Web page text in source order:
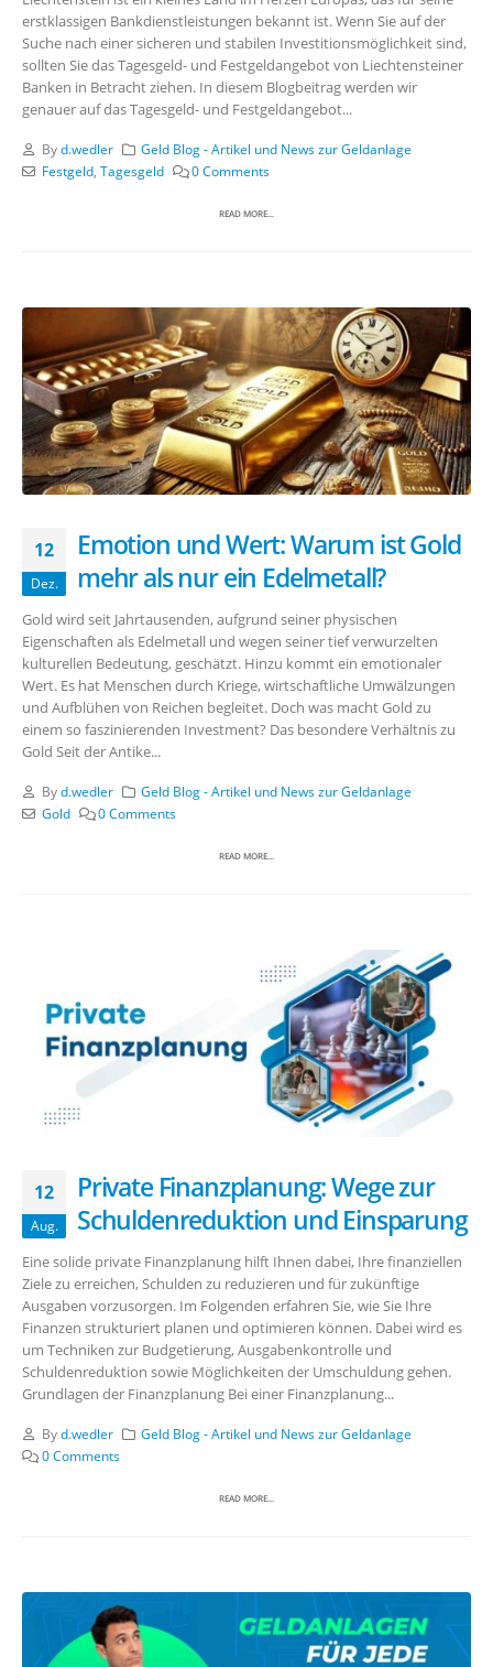
erstklassigen Bankdienstleistungen bekannt ist. Wenn Sie auf der
Suche nach einer sicheren und stabilen Investitionsmöglichkeit sind,
sollten Sie das Tagesgeld- und Festgeldangebot von Liechtensteiner
Banken in Betracht ziehen. In diesem Blogbeitrag werden wir
genauer auf das Tagesgeld- und Festgeldangebot...
Byd.wedler
Geld Blog - Artikel und News zur Geldanlage
Festgeld, Tagesgeld 0 Comments
READ MORE...
12
Dez.
Emotion und Wert: Warum ist Gold
mehr als nur ein Edelmetall?
Gold wird seit Jahrtausenden, aufgrund seiner physischen
Eigenschaften als Edelmetall und wegen seiner tief verwurzelten
kulturellen Bedeutung, geschätzt. Hinzu kommt ein emotionaler
Wert. Es hat Menschen durch Kriege, wirtschaftliche Umwälzungen
und Aufblühen von Reichen begleitet. Doch was macht Gold zu
einem so faszinierenden Investment? Das besondere Verhältnis zu
Gold Seit der Antike...
Byd.wedler
Geld Blog - Artikel und News zur Geldanlage
Gold
0 Comments
READ MORE...
12
Aug.
Private Finanzplanung: Wege zur
Schuldenreduktion und Einsparung
Eine solide private Finanzplanung hilft Ihnen dabei, Ihre finanziellen
Ziele zu erreichen, Schulden zu reduzieren und für zukünftige
Ausgaben vorzusorgen. Im Folgenden erfahren Sie, wie Sie Ihre
Finanzen strukturiert planen und optimieren können. Dabei wird es
um Techniken zur Budgetierung, Ausgabenkontrolle und
Schuldenreduktion sowie Möglichkeiten der Umschuldung gehen.
Grundlagen der Finanzplanung Bei einer Finanzplanung...
Byd.wedler
Geld Blog - Artikel und News zur Geldanlage
0 Comments
READ MORE...